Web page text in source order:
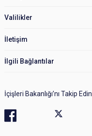
Valilikler
İletişim
İlgili Bağlantılar
İçişleri Bakanlığı’nı Takip Edin